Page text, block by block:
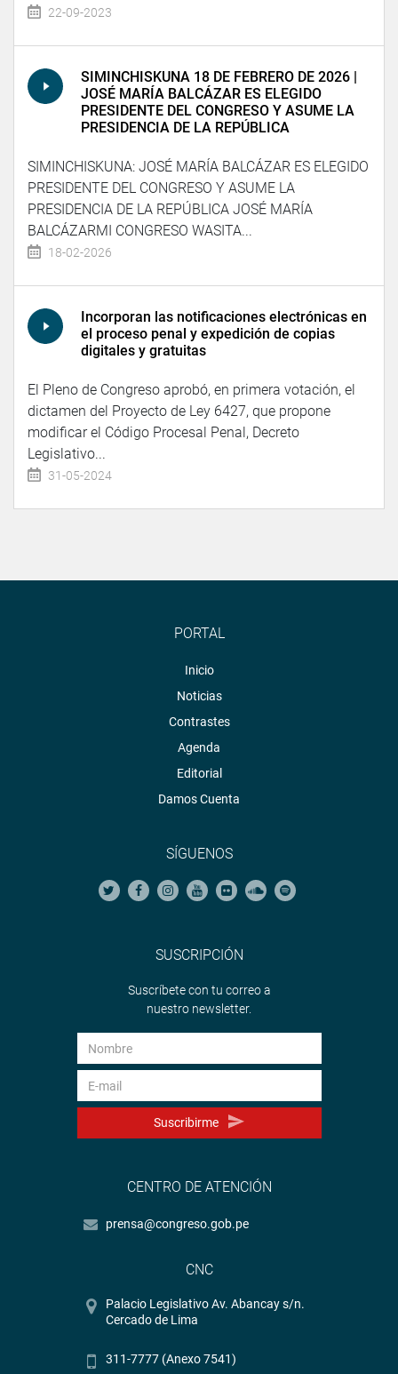
22-09-2023
SIMINCHISKUNA 18 DE FEBRERO DE 2026 |
JOSÉ MARÍA BALCÁZAR ES ELEGIDO
PRESIDENTE DEL CONGRESO Y ASUME LA
PRESIDENCIA DE LA REPÚBLICA
SIMINCHISKUNA: JOSÉ MARÍA BALCÁZAR ES ELEGIDO
PRESIDENTE DEL CONGRESO Y ASUME LA
PRESIDENCIA DE LA REPÚBLICA JOSÉ MARÍA
BALCÁZARMI CONGRESO WASITA...
18-02-2026
Incorporan las notificaciones electrónicas en
el proceso penal y expedición de copias
digitales y gratuitas
El Pleno de Congreso aprobó, en primera votación, el
dictamen del Proyecto de Ley 6427, que propone
modificar el Código Procesal Penal, Decreto
Legislativo...
31-05-2024
PORTAL
Inicio
Noticias
Contrastes
Agenda
Editorial
Damos Cuenta
SÍGUENOS
SUSCRIPCIÓN
Suscríbete con tu correo a
nuestro newsletter.
Suscribirme
CENTRO DE ATENCIÓN
prensa@congreso.gob.pe
CNC
Palacio Legislativo Av. Abancay s/n.
Cercado de Lima
311-7777 (Anexo 7541)